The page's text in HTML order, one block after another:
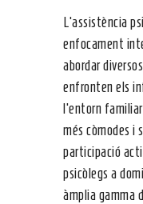
L’assistència
enfocament
abordar
enfronten els
l’entorn
més còmodes i
participació
psicòlegs a
àmplia gamma